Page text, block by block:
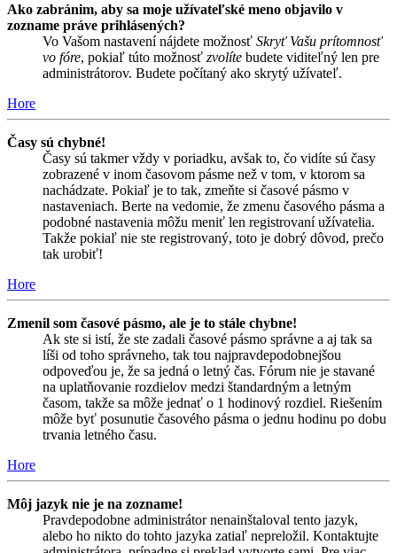
Ako zabránim, aby sa moje užívateľské meno objavilo v
zozname práve prihlásených?
Vo Vašom nastavení nájdete možnosť Skryť Vašu prítomnosť
vo fóre, pokiaľ túto možnosť zvolíte budete viditeľný len pre
administrátorov. Budete počítaný ako skrytý užívateľ.
Hore
Časy sú chybné!
Časy sú takmer vždy v poriadku, avšak to, čo vidíte sú časy
zobrazené v inom časovom pásme než v tom, v ktorom sa
nachádzate. Pokiaľ je to tak, zmeňte si časové pásmo v
nastaveniach. Berte na vedomie, že zmenu časového pásma a
podobné nastavenia môžu meniť len registrovaní užívatelia.
Takže pokiaľ nie ste registrovaný, toto je dobrý dôvod, prečo
tak urobiť!
Hore
Zmenil som časové pásmo, ale je to stále chybne!
Ak ste si istí, že ste zadali časové pásmo správne a aj tak sa
líši od toho správneho, tak tou najpravdepodobnejšou
odpoveďou je, že sa jedná o letný čas. Fórum nie je stavané
na uplatňovanie rozdielov medzi štandardným a letným
časom, takže sa môže jednať o 1 hodinový rozdiel. Riešením
môže byť posunutie časového pásma o jednu hodinu po dobu
trvania letného času.
Hore
Môj jazyk nie je na zozname!
Pravdepodobne administrátor nenainštaloval tento jazyk,
alebo ho nikto do tohto jazyka zatiaľ nepreložil. Kontaktujte